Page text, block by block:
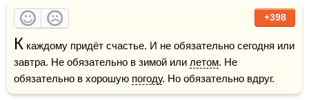
+398
К каждому придёт счастье. И не обязательно сегодня или
завтра. Не обязательно в зимой или летом. Не
обязательно в хорошую погоду. Но обязательно вдруг.